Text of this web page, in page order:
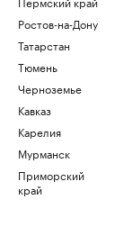
Ростов-на-Дону
Татарстан
Тюмень
Черноземье
Кавказ
Карелия
Мурманск
Приморский
край